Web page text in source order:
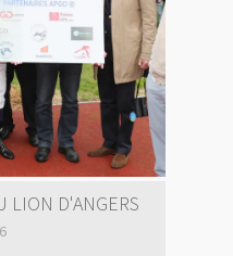
LION D'ANGERS